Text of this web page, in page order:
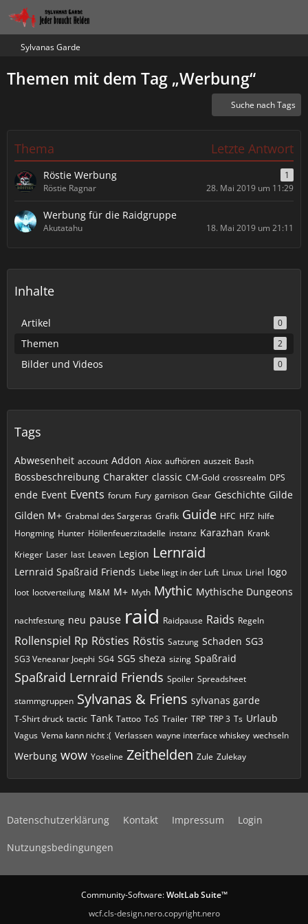
Sylvanas Garde
Themen mit dem Tag „Werbung“
Suche nach Tags
Thema Letzte Antwort
Röstie Werbung
1
Röstie Ragnar
28. Mai 2019 um 11:29
Werbung für die Raidgruppe
Akutatahu 18. Mai 2019 um 21:11
Inhalte
Artikel 0
Themen 2
Bilder und Videos 0
Tags
Abwesenheit account Addon Aiox aufhören auszeit Bash
Bossbeschreibung Charakter classic CM-Gold crossrealm DPS
ende Event Events forum Fury garnison Gear Geschichte Gilde
Gilden M+ Grabmal des Sargeras Grafik Guide HFC HFZ hilfe
Hongming Hunter Höllenfeuerzitadelle instanz Karazhan Krank
Krieger Laser last Leaven Legion Lernraid
Lernraid Spaßraid Friends Liebe liegt in der Luft Linux Liriel logo
loot lootverteilung M&M M+ Myth Mythic Mythische Dungeons
nachtfestung neu pause raid Raidpause Raids Regeln
Rollenspiel Rp Rösties Röstis Satzung Schaden SG3
SG3 Veneanar Joephi SG4 SG5 sheza sizing Spaßraid
Spaßraid Lernraid Friends Spoiler Spreadsheet
stammgruppen Sylvanas & Friens sylvanas garde
T-Shirt druck tactic Tank Tattoo ToS Trailer TRP TRP 3 Ts Urlaub
Vagus Vema kann nicht :( Verlassen wayne interface whiskey wechseln
Werbung wow Yoseline Zeithelden Zule Zulekay
Datenschutzerklärung Kontakt Impressum Login
Nutzungsbedingungen
Community-Software:WoltLab Suite™
wcf.cls-design.nero.copyright.nero